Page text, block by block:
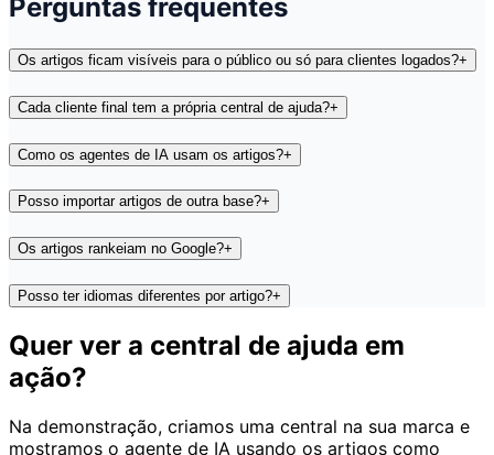
Perguntas frequentes
Os artigos ficam visíveis para o público ou só para clientes logados?+
Cada cliente final tem a própria central de ajuda?+
Como os agentes de IA usam os artigos?+
Posso importar artigos de outra base?+
Os artigos rankeiam no Google?+
Posso ter idiomas diferentes por artigo?+
Quer ver a central de ajuda em
ação?
Na demonstração, criamos uma central na sua marca e
mostramos o agente de IA usando os artigos como